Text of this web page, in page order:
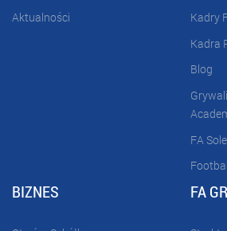
Aktualności
Kadry
Kadra
Blog
FA Sole
BIZNES FA